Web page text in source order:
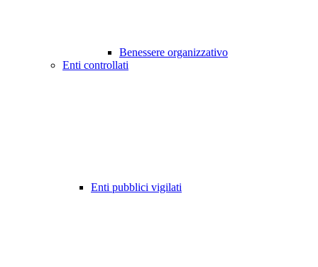
Benessere organizzativo
Enti controllati
Enti pubblici vigilati